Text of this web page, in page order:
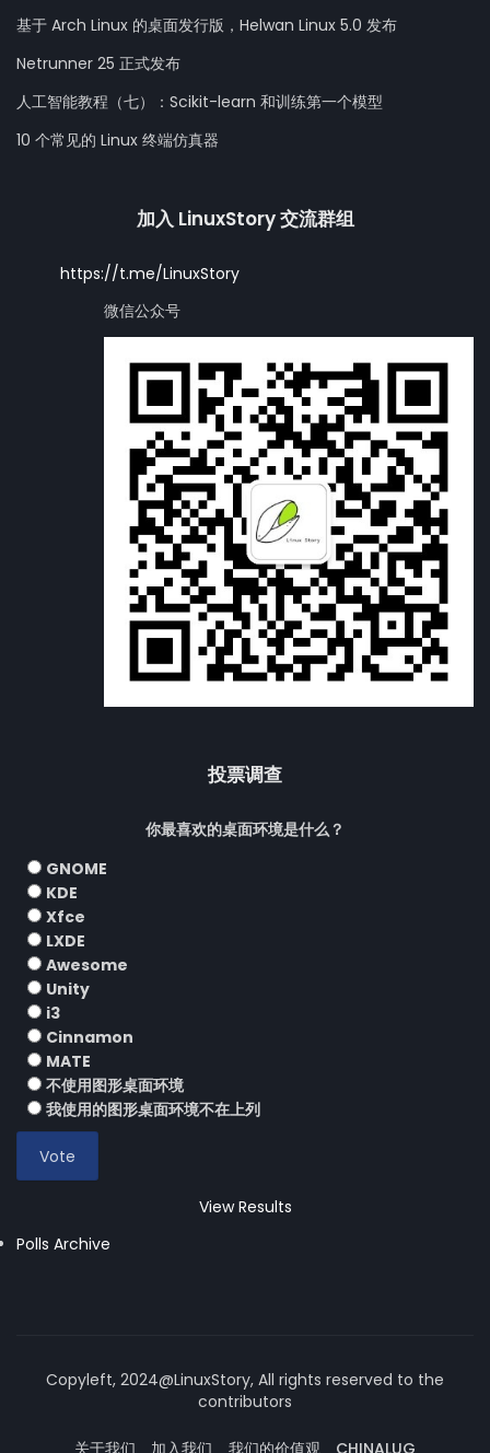
基于 Arch Linux 的桌面发行版，Helwan Linux 5.0 发布
Netrunner 25 正式发布
人工智能教程（七）：Scikit-learn 和训练第一个模型
10 个常见的 Linux 终端仿真器
加入 LinuxStory 交流群组
https://t.me/LinuxStory
微信公众号
投票调查
你最喜欢的桌面环境是什么？
GNOME
KDE
Xfce
LXDE
Awesome
Unity
i3
Cinnamon
MATE
不使用图形桌面环境
我使用的图形桌面环境不在上列
View Results
Polls Archive
Copyleft, 2024@LinuxStory, All rights reserved to the
contributors
关于我们 加入我们 我们的价值观 CHINALUG